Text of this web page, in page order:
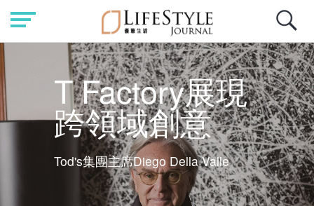
T Factory展現
跨領域創意
Tod's集團主席Diego Della Valle